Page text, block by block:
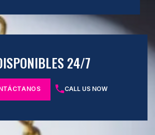
24/7
CALL US NOW